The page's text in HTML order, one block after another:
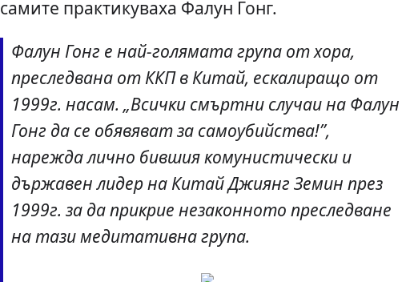
самите практикуваха Фалун Гонг.
Фалун Гонг е най-голямата група от хора,
преследвана от ККП в Китай, ескалиращо от
1999г. насам. „Всички смъртни случаи на Фалун
Гонг да се обявяват за самоубийства!”,
нарежда лично бившия комунистически и
държавен лидер на Китай Джиянг Земин през
1999г. за да прикрие незаконното преследване
на тази медитативна група.